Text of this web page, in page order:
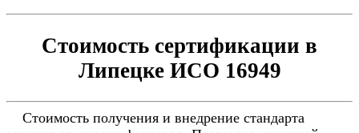
Стоимость сертификации в
Липецке ИСО 16949
Стоимость получения и внедрение стандарта